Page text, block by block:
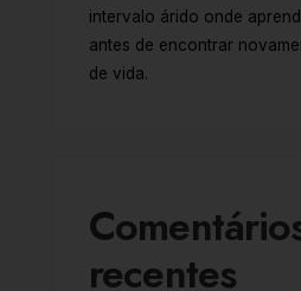
intervalo árido onde
antes de encontrar
de vida.
recentes